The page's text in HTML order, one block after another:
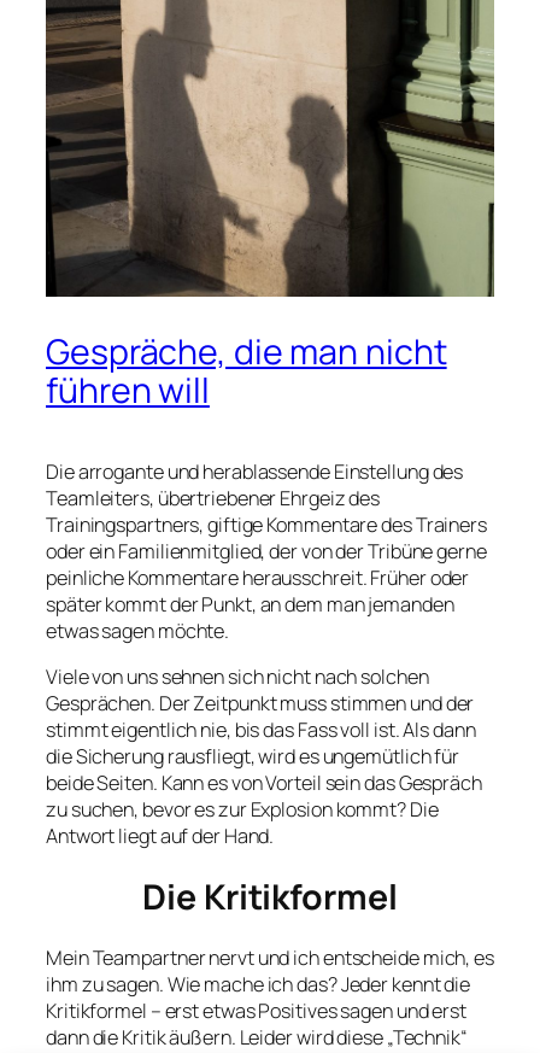
Gespräche, die man nicht
führen will
Die arrogante und herablassende Einstellung des
Teamleiters, übertriebener Ehrgeiz des
Trainingspartners, giftige Kommentare des Trainers
oder ein Familienmitglied, der von der Tribüne gerne
peinliche Kommentare herausschreit. Früher oder
später kommt der Punkt, an dem man jemanden
etwas sagen möchte.
Viele von uns sehnen sich nicht nach solchen
Gesprächen. Der Zeitpunkt muss stimmen und der
stimmt eigentlich nie, bis das Fass voll ist. Als dann
die Sicherung rausfliegt, wird es ungemütlich für
beide Seiten. Kann es von Vorteil sein das Gespräch
zu suchen, bevor es zur Explosion kommt? Die
Antwort liegt auf der Hand.
Die Kritikformel
Mein Teampartner nervt und ich entscheide mich, es
ihm zu sagen. Wie mache ich das? Jeder kennt die
Kritikformel – erst etwas Positives sagen und erst
dann die Kritik äußern. Leider wird diese „Technik“